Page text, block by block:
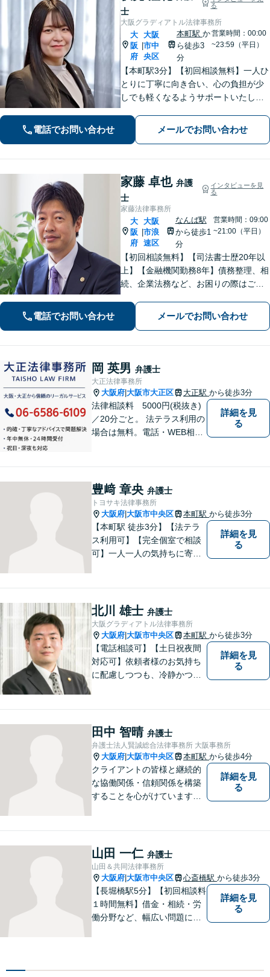
士
る
大阪グラディアトル法律事務所
大
阪
府
|
大阪
市中
央区
本町駅 か
ら徒歩3
分
営業時間：00:00
~23:59（平日）
【本町駅3分】【初回相談無料】一人ひ
とりに丁寧に向き合い、心の負担が少
しでも軽くなるようサポートいたしま
の暮らしまで見据えた支えを大切にし
ています。あなたの気持ちにしっかり
電話でお問い合わせ メールでお問い合わせ
家藤 卓也 弁護
士
インタビューを見
る
家藤法律事務所
大
阪
府
大阪
市浪
速区
なんば駅
から徒歩1
分
営業時間：09:00
~21:00（平日）
【初回相談無料】【司法書士歴20年以
上】【金融機関勤務8年】債務整理、相
続、企業法務など、お困りの際はご相
りを大切にしております。悩む前に、
一度弁護士にご相談ください。【電話
電話でお問い合わせ メールでお問い合わせ
岡 英男 弁護士
大正法律事務所
大阪府 大阪市大正区 大正駅 から徒歩3分
法律相談料 5000円(税抜き)
／20分ごと。 法テラス利用の
場合は無料。電話・WEB相談
相談可能です。
詳細を見
る
豊﨑 章央 弁護士
トヨサキ法律事務所
大阪府 大阪市中央区 本町駅 から徒歩3分
【本町駅 徒歩3分】【法テラ
ス利用可】【完全個室で相談
可】一人一人の気持ちに寄り
まずに、お気軽にご相談くだ
さい。
詳細を見
る
北川 雄士 弁護士
大阪グラディアトル法律事務所
大阪府 大阪市中央区 本町駅 から徒歩3分
【電話相談可】【土日祝夜間
対応可】依頼者様のお気持ち
に配慮しつつも、冷静かつ現
婚・刑事事件・相続など何で
もご相談ください。
詳細を見
る
田中 智晴 弁護士
弁護士法人賢誠総合法律事務所 大阪事務所
大阪府 大阪市中央区 本町駅 から徒歩4分
クライアントの皆様と継続的
な協働関係・信頼関係を構築
することを心がけています。
詳細を見
る
山田 一仁 弁護士
山田＆共同法律事務所
大阪府 大阪市中央区 心斎橋駅 から徒歩3分
【長堀橋駅5分】【初回相談料
１時間無料】借金・相続・労
働分野など、幅広い問題に精
方に感謝していただけるよう
詳細を見
る